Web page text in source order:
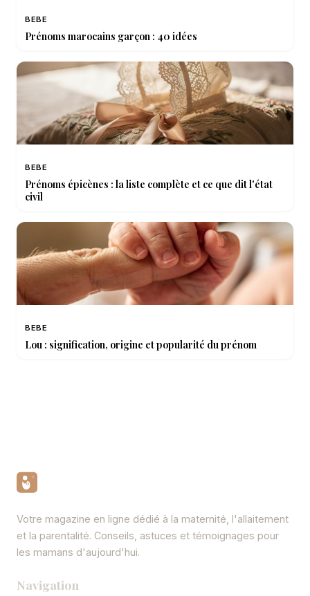
BEBE
Prénoms marocains garçon : 40 idées
BEBE
Prénoms épicènes : la liste complète et ce que dit l'état
civil
BEBE
Lou : signification, origine et popularité du prénom
Votre magazine en ligne dédié à la maternité, l'allaitement
et la parentalité. Conseils, astuces et témoignages pour
les mamans d'aujourd'hui.
Navigation